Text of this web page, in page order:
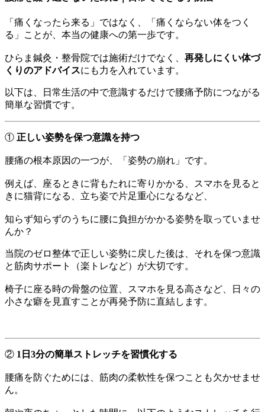
「痛くなったら来る」ではなく、「痛くならない体をつく
る」ことが、本当の健康への第一歩です。
ひらま鍼灸・整骨院では施術だけでなく、 再発しにくい体づ
くりのアドバイスにも力を入れています。
以下は、日常生活の中で意識するだけで腰痛予防につながる
簡単な習慣です。
① 正しい姿勢を保つ意識を持つ
腰痛の根本原因の一つが、「姿勢の崩れ」です。
例えば、座るときに背もたれに寄りかかる、スマホを見ると
きに猫背になる、立ち姿で片足重心になるなど、
知らず知らずのうちに腰に負担がかかる姿勢を取っていませ
んか？
当院のゼロ整体で正しい姿勢に戻した後は、それを保つ意識
と筋肉サポート（楽トレなど）が大切です。
椅子に座る時の骨盤の位置、スマホを見る高さなど、日々の
小さな癖を見直すことが再発予防に直結します。
② 1日3分の簡単ストレッチを習慣化する
腰痛を防ぐためには、筋肉の柔軟性を保つことも欠かせませ
ん。